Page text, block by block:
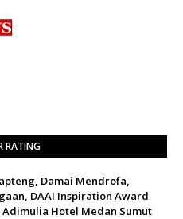
RATING
Damai Mendrofa,
DAAI Inspiration Award
Adimulia Hotel Medan Sumut